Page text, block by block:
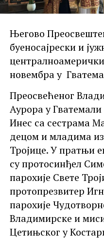
Његово
буеносајрески и
новембра у
Преосвећеног
Аурора у Гватемали
Инес са сестрама
децом и младима
Тројице. У пратњи
су протосинђел
парохије Свете
протопрезвитер
парохије
Владимирске и
Цетињског у